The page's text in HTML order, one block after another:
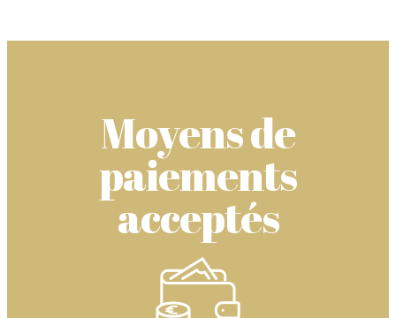
Moyens de
paiements
acceptés